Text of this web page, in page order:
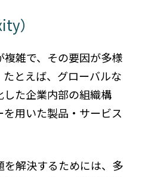
）
雑で、その要因が多様
とえば、グローバルな
した企業内部の組織構
用いた製品・サービス
解決するためには、多